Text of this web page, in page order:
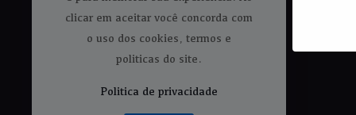
clicar em aceitar você concorda com
o uso dos cookies, termos e
politicas do site.
Politica de privacidade